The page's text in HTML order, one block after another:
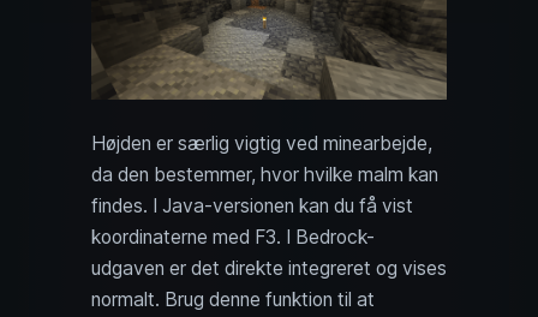
Højden er særlig vigtig ved minearbejde,
da den bestemmer, hvor hvilke malm kan
findes. I Java-versionen kan du få vist
koordinaterne med F3. I Bedrock-
udgaven er det direkte integreret og vises
normalt. Brug denne funktion til at